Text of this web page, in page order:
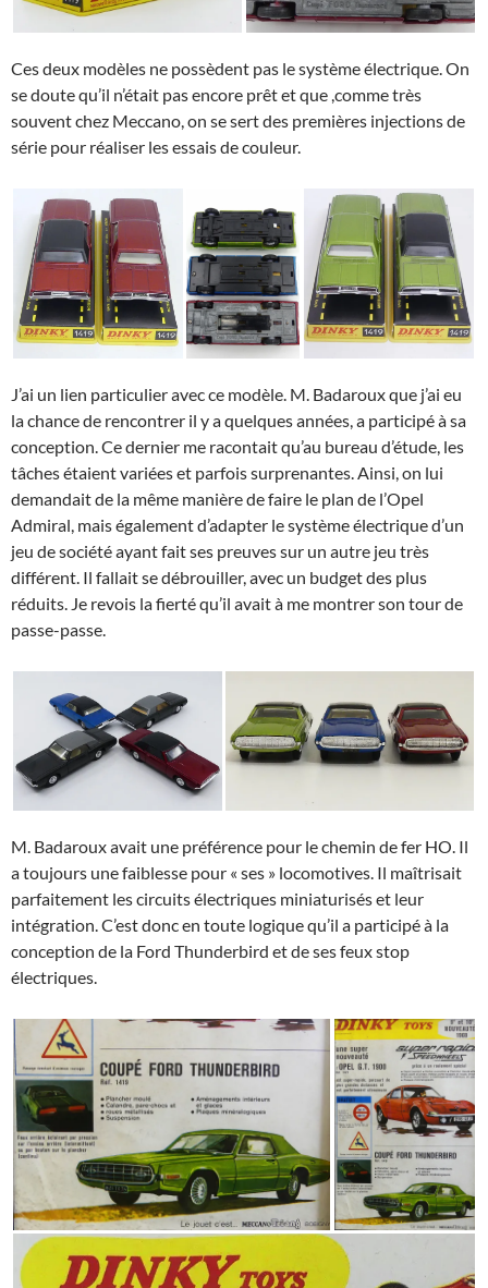
Ces deux modèles ne possèdent pas le système électrique. On
se doute qu’il n’était pas encore prêt et que ,comme très
souvent chez Meccano, on se sert des premières injections de
série pour réaliser les essais de couleur.
J’ai un lien particulier avec ce modèle. M. Badaroux que j’ai eu
la chance de rencontrer il y a quelques années, a participé à sa
conception. Ce dernier me racontait qu’au bureau d’étude, les
tâches étaient variées et parfois surprenantes. Ainsi, on lui
demandait de la même manière de faire le plan de l’Opel
Admiral, mais également d’adapter le système électrique d’un
jeu de société ayant fait ses preuves sur un autre jeu très
différent. Il fallait se débrouiller, avec un budget des plus
réduits. Je revois la fierté qu’il avait à me montrer son tour de
passe-passe.
M. Badaroux avait une préférence pour le chemin de fer HO. Il
a toujours une faiblesse pour « ses » locomotives. Il maîtrisait
parfaitement les circuits électriques miniaturisés et leur
intégration. C’est donc en toute logique qu’il a participé à la
conception de la Ford Thunderbird et de ses feux stop
électriques.